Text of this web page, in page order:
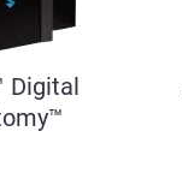
Digital